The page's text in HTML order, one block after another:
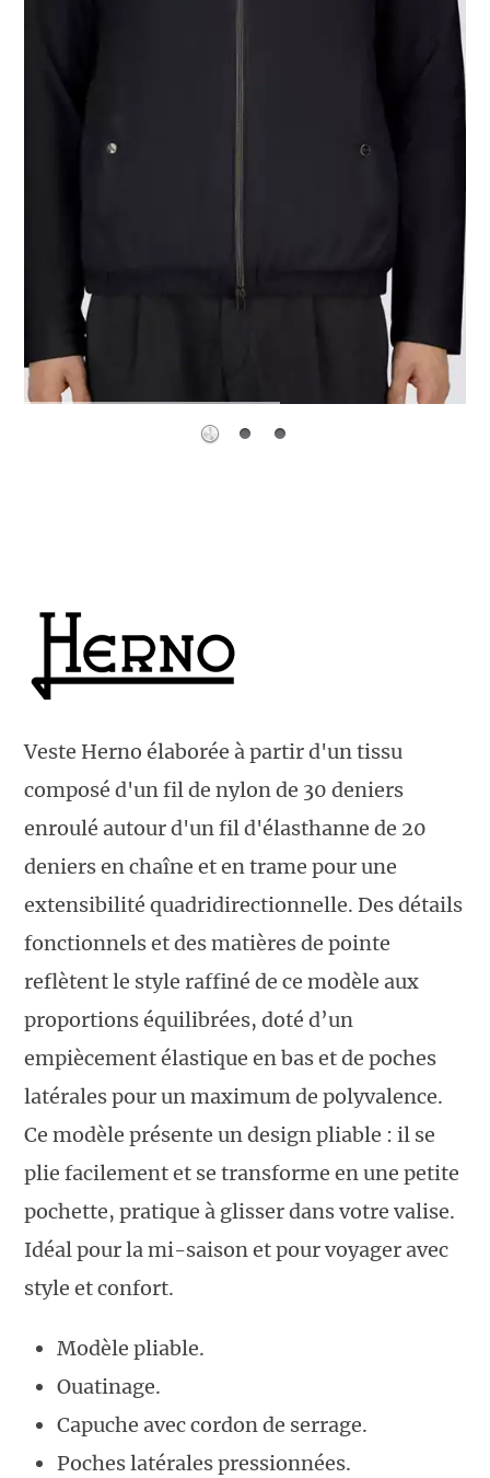
Veste Herno élaborée à partir d'un tissu
composé d'un fil de nylon de 30 deniers
enroulé autour d'un fil d'élasthanne de 20
deniers en chaîne et en trame pour une
extensibilité quadridirectionnelle. Des détails
fonctionnels et des matières de pointe
reflètent le style raffiné de ce modèle aux
proportions équilibrées, doté d’un
empiècement élastique en bas et de poches
latérales pour un maximum de polyvalence.
Ce modèle présente un design pliable : il se
plie facilement et se transforme en une petite
pochette, pratique à glisser dans votre valise.
Idéal pour la mi-saison et pour voyager avec
style et confort.
Modèle pliable.
Ouatinage.
Capuche avec cordon de serrage.
Poches latérales pressionnées.